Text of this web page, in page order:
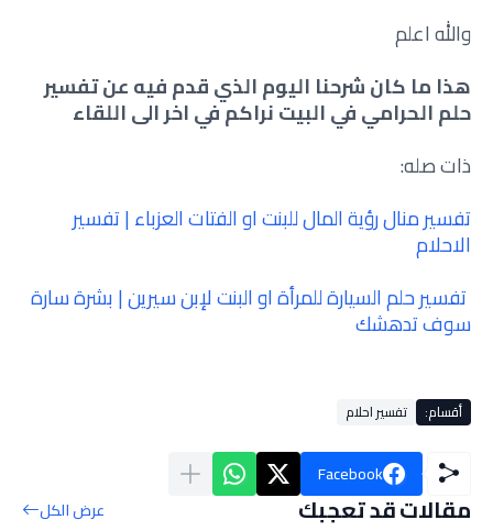
والله اعلم
هذا ما كان شرحنا اليوم الذي قدم فيه عن تفسير
حلم الحرامي في البيت نراكم في اخر الى اللقاء
ذات صله:
تفسير منال رؤية المال للبنت او الفتات العزباء | تفسير
الاحلام
تفسير حلم السيارة للمرأة او البنت لإبن سيرين | بشرة سارة
سوف تدهشك
أقسام: تفسير احلام
Facebook
مقالات قد تعجبك عرض الكل